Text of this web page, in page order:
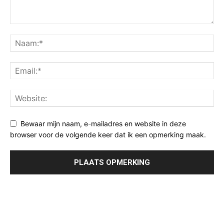
Bewaar mijn naam, e-mailadres en website in deze
browser voor de volgende keer dat ik een opmerking maak.